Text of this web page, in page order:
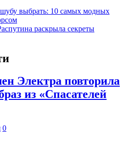
выбрать: 10 самых модных
раскрыла секреты
Электра повторила
из «Спасателей
0